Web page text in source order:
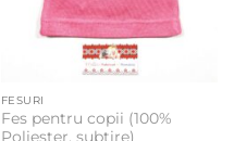
FESURI
Fes pentru copii (100%
Poliester, subtire)